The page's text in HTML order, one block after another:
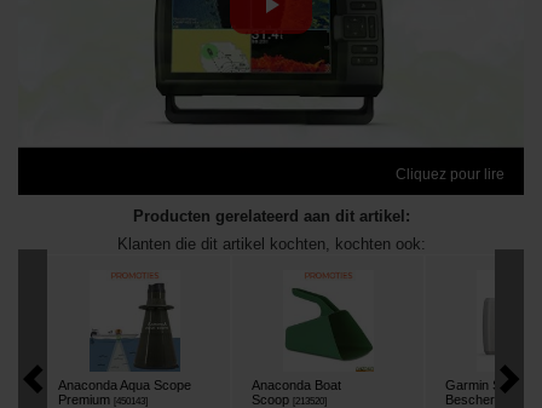
Cliquez pour lire
Producten gerelateerd aan dit artikel:
Klanten die dit artikel kochten, kochten ook:
Anaconda Aqua Scope
Premium [450143]
Anaconda Boat
Scoop [213520]
Garmin Striker
Beschermkap